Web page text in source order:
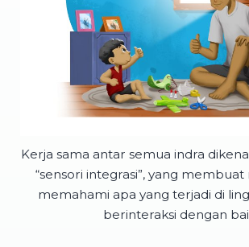
Kerja sama antar semua indra
“sensori integrasi”, yang membuat
memahami apa yang terjadi di
berinteraksi dengan